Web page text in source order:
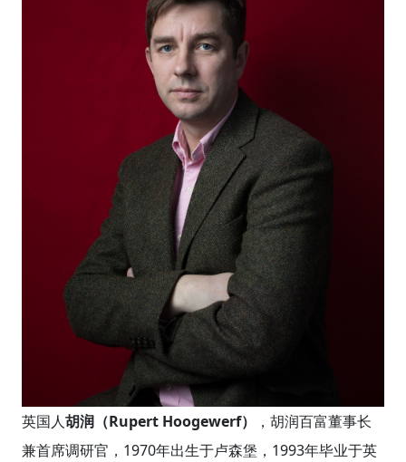
英国人胡润（Rupert Hoogewerf）
，胡润百富董事长
兼首席调研官，1970年出生于卢森堡，1993年毕业于英